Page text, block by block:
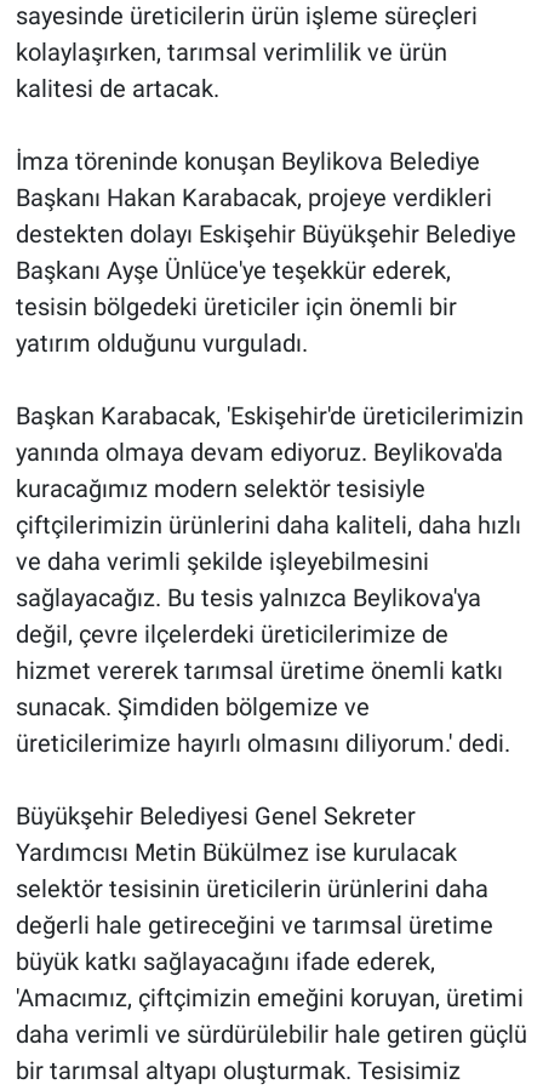
sayesinde üreticilerin ürün işleme süreçleri
kolaylaşırken, tarımsal verimlilik ve ürün
kalitesi de artacak.
İmza töreninde konuşan Beylikova Belediye
Başkanı Hakan Karabacak, projeye verdikleri
destekten dolayı Eskişehir Büyükşehir Belediye
Başkanı Ayşe Ünlüce'ye teşekkür ederek,
tesisin bölgedeki üreticiler için önemli bir
yatırım olduğunu vurguladı.
Başkan Karabacak, 'Eskişehir'de üreticilerimizin
yanında olmaya devam ediyoruz. Beylikova'da
kuracağımız modern selektör tesisiyle
çiftçilerimizin ürünlerini daha kaliteli, daha hızlı
ve daha verimli şekilde işleyebilmesini
sağlayacağız. Bu tesis yalnızca Beylikova'ya
değil, çevre ilçelerdeki üreticilerimize de
hizmet vererek tarımsal üretime önemli katkı
sunacak. Şimdiden bölgemize ve
üreticilerimize hayırlı olmasını diliyorum.' dedi.
Büyükşehir Belediyesi Genel Sekreter
Yardımcısı Metin Bükülmez ise kurulacak
selektör tesisinin üreticilerin ürünlerini daha
değerli hale getireceğini ve tarımsal üretime
büyük katkı sağlayacağını ifade ederek,
'Amacımız, çiftçimizin emeğini koruyan, üretimi
daha verimli ve sürdürülebilir hale getiren güçlü
bir tarımsal altyapı oluşturmak. Tesisimiz